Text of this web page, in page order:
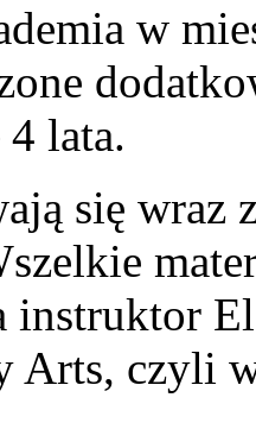
w
lata.
się wraz
instruktor
Arts, czyli